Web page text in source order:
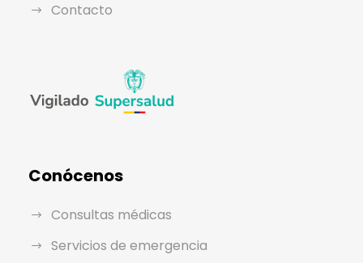
Contacto
Conócenos
Consultas médicas
Servicios de emergencia